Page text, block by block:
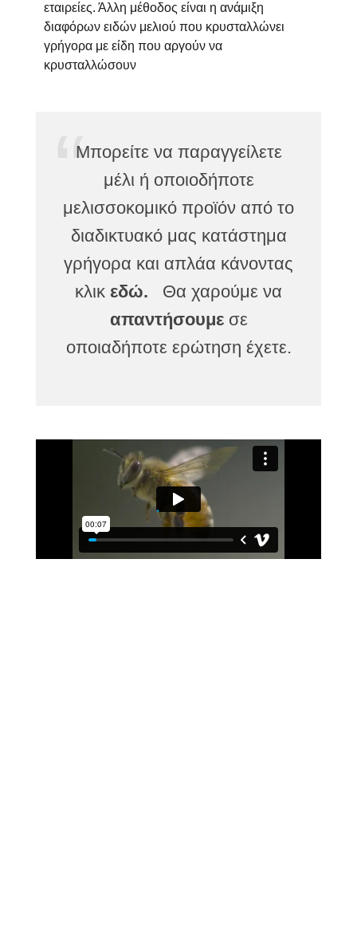
εταιρείες. Άλλη μέθοδος είναι η ανάμιξη
διαφόρων ειδών μελιού που κρυσταλλώνει
γρήγορα με είδη που αργούν να
κρυσταλλώσουν
Μπορείτε να παραγγείλετε
μέλι ή οποιοδήποτε
μελισσοκομικό προϊόν από το
διαδικτυακό μας κατάστημα
γρήγορα και απλάα κάνοντας
κλικ εδώ. Θα χαρούμε να
απαντήσουμε σε
οποιαδήποτε ερώτηση έχετε.